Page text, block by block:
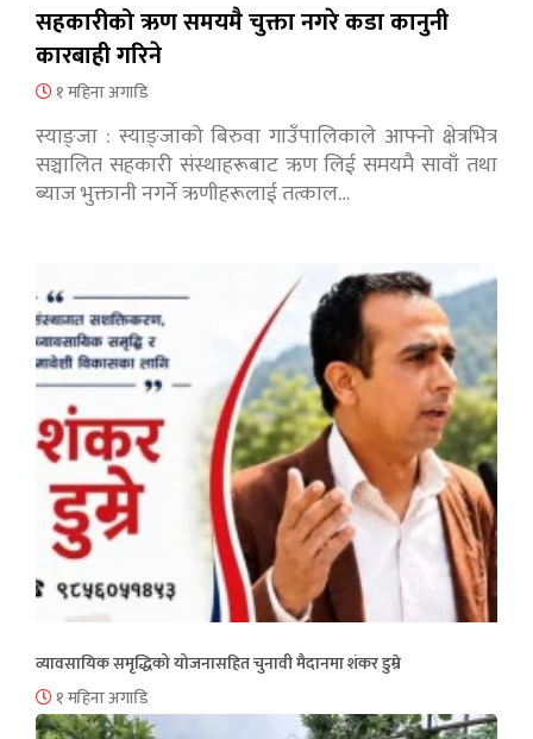
सहकारीको ऋण समयमै चुक्ता नगरे कडा कानुनी
कारबाही गरिने
१ महिना अगाडि
स्याङ्जा : स्याङ्जाको बिरुवा गाउँपालिकाले आफ्नो क्षेत्रभित्र
सञ्चालित सहकारी संस्थाहरूबाट ऋण लिई समयमै सावाँ तथा
ब्याज भुक्तानी नगर्ने ऋणीहरूलाई तत्काल…
व्यावसायिक समृद्धिको योजनासहित चुनावी मैदानमा शंकर डुम्रे
१ महिना अगाडि